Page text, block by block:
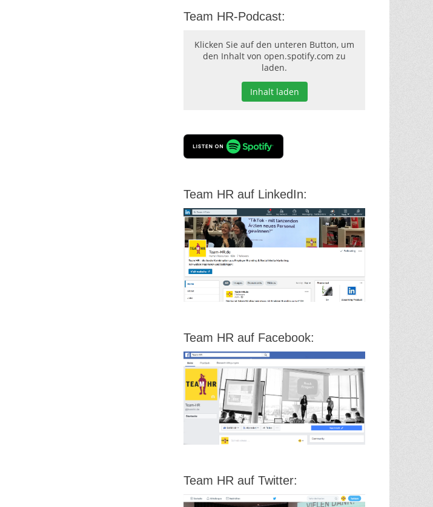
Team HR-Podcast:
Klicken Sie auf den unteren Button, um
den Inhalt von open.spotify.com zu
laden.
Inhalt laden
Team HR auf LinkedIn:
Team HR auf Facebook:
Team HR auf Twitter: